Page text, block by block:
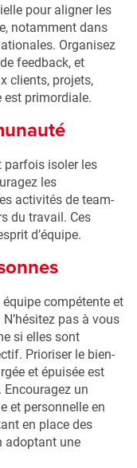
pour aligner les
notamment dans
Organisez
feedback, et
clients, projets,
primordiale.
parfois isoler les
les
activités de team-
du travail. Ces
d’équipe.
équipe compétente et
pas à vous
si elles sont
Prioriser le bien-
et épuisée est
un
et personnelle en
en place des
adoptant une